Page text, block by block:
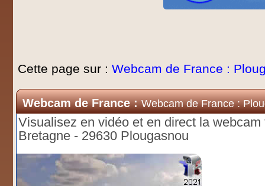
Cette page sur : Webcam de France :
Webcam de France :Webcam de France :
Visualisez en vidéo et en direct la
Bretagne - 29630 Plougasnou